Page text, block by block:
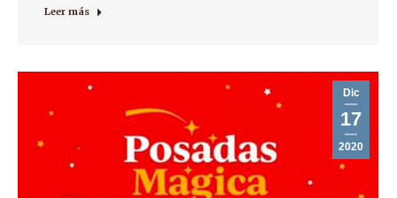
Leer más
Dic
17
2020